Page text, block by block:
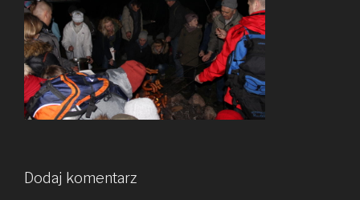
Dodaj komentarz